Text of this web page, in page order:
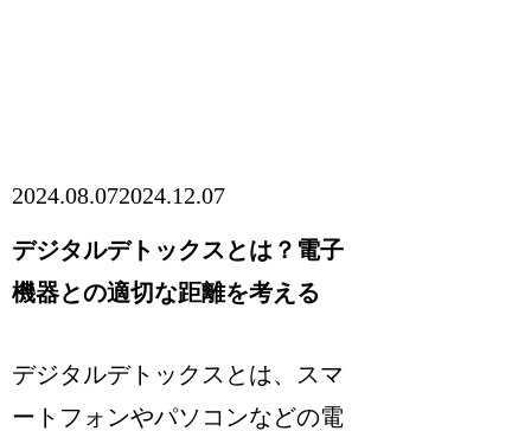
2024.08.072024.12.07
デジタルデトックスとは？電子
機器との適切な距離を考える
デジタルデトックスとは、スマ
ートフォンやパソコンなどの電